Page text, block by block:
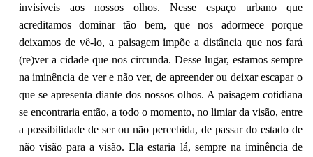
invisíveis aos nossos olhos. Nesse espaço urbano que
acreditamos dominar tão bem, que nos adormece porque
deixamos de vê-lo, a paisagem impõe a distância que nos fará
(re)ver a cidade que nos circunda. Desse lugar, estamos sempre
na iminência de ver e não ver, de apreender ou deixar escapar o
que se apresenta diante dos nossos olhos. A paisagem cotidiana
se encontraria então, a todo o momento, no limiar da visão, entre
a possibilidade de ser ou não percebida, de passar do estado de
não visão para a visão. Ela estaria lá, sempre na iminência de